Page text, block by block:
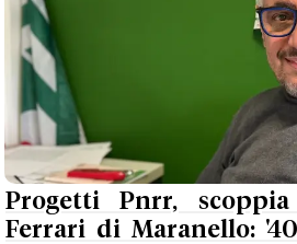
Progetti Pnrr,
Ferrari di Maranello: